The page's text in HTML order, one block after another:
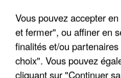
UNE TOURISTE DE
COULÉE DE BOUE EN
Vous pouvez accepter
et fermer", ou affiner en
finalités et/ou
choix". Vous pouvez
cliquant sur "Continuer